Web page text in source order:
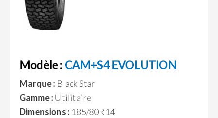
Modèle : CAM+S4 EVOLUTION
Marque : Black Star
Gamme : Utilitaire
Dimensions : 185/80R14